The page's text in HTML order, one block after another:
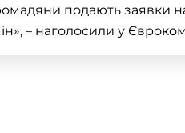
подають заявки
– наголосили у